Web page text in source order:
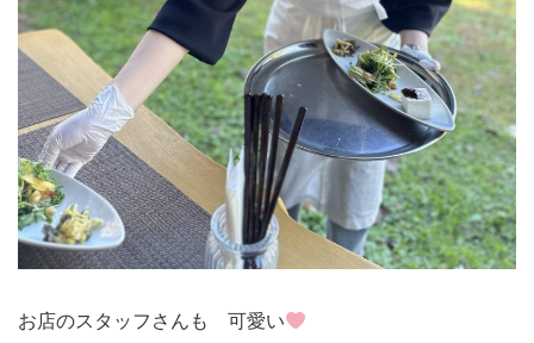
お店のスタッフさんも 可愛い